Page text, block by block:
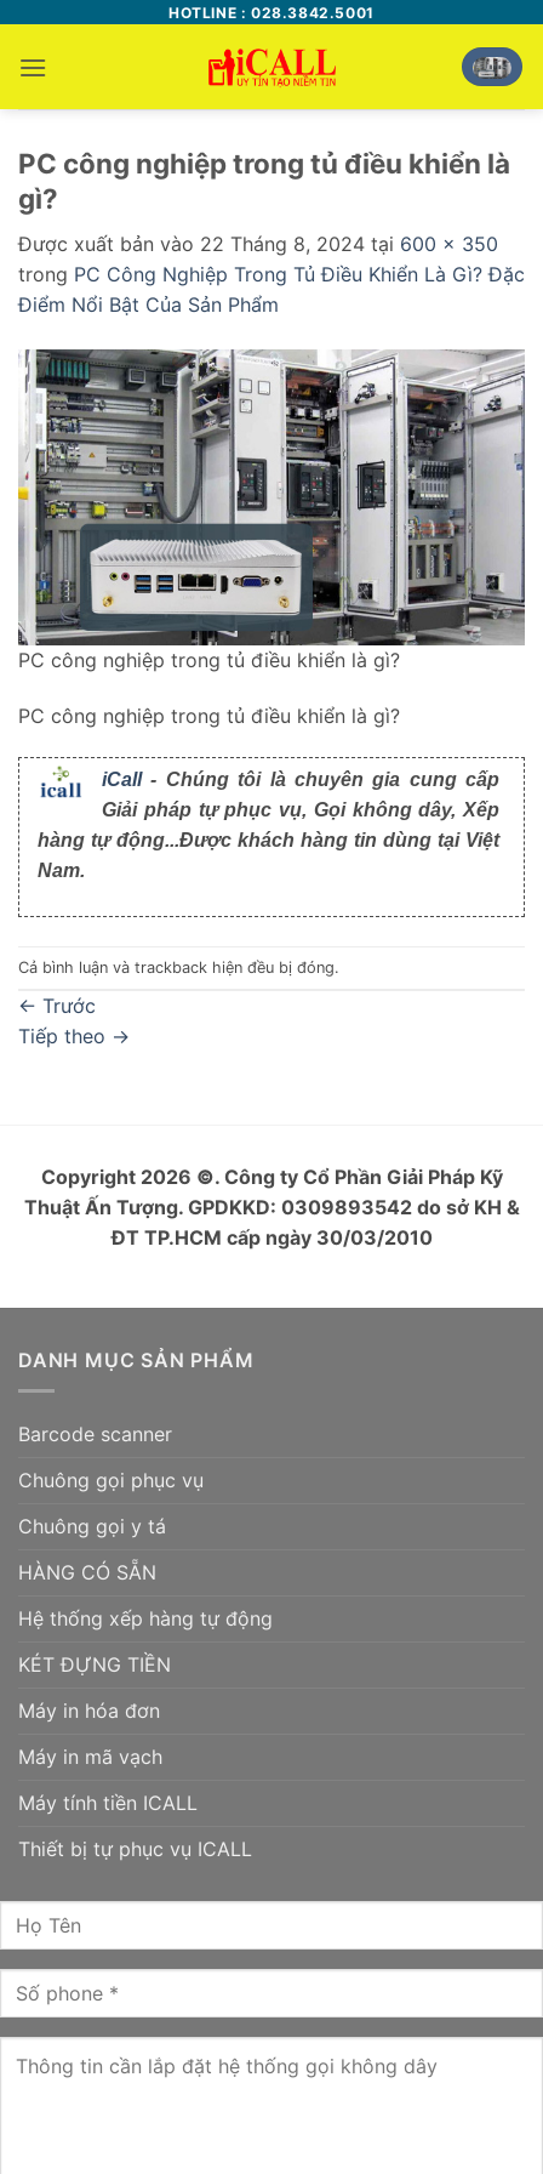
nội
dung
HOTLINE : 028.3842.5001
PC công nghiệp trong tủ điều khiển là
gì?
Được xuất bản vào 22 Tháng 8, 2024 tại 600 × 350
trong PC Công Nghiệp Trong Tủ Điều Khiển Là Gì? Đặc
Điểm Nổi Bật Của Sản Phẩm
PC công nghiệp trong tủ điều khiển là gì?
PC công nghiệp trong tủ điều khiển là gì?
iCall- Chúng tôi là chuyên gia cung cấp
Giải pháp tự phục vụ, Gọi không dây, Xếp
hàng tự động...Được khách hàng tin dùng tại Việt
Nam.
Cả bình luận và trackback hiện đều bị đóng.
← Trước
Tiếp theo →
Copyright 2026 ©. Công ty Cổ Phần Giải Pháp Kỹ
Thuật Ấn Tượng. GPDKKD: 0309893542 do sở KH &
ĐT TP.HCM cấp ngày 30/03/2010
DANH MỤC SẢN PHẨM
Barcode scanner
Chuông gọi phục vụ
Chuông gọi y tá
HÀNG CÓ SẴN
Hệ thống xếp hàng tự động
KÉT ĐỰNG TIỀN
Máy in hóa đơn
Máy in mã vạch
Máy tính tiền ICALL
Thiết bị tự phục vụ ICALL